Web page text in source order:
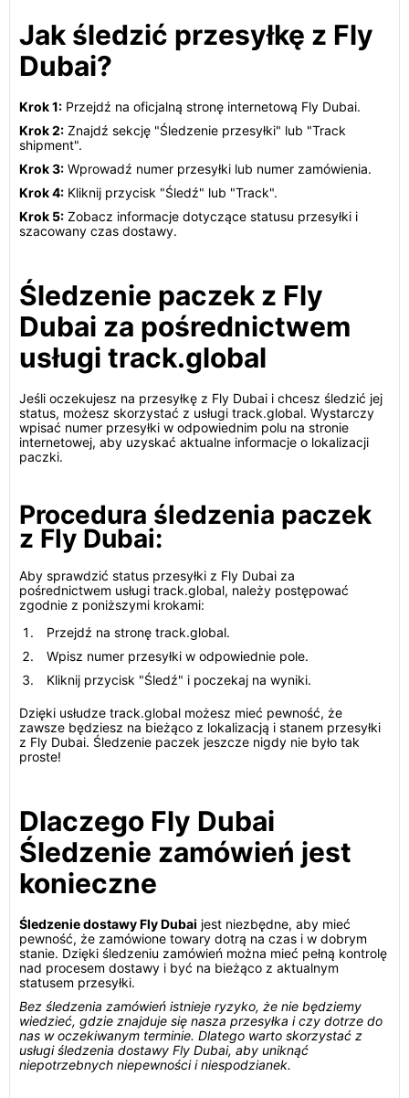
Jak śledzić przesyłkę z Fly
Dubai?
Krok 1: Przejdź na oficjalną stronę internetową Fly Dubai.
Krok 2: Znajdź sekcję "Śledzenie przesyłki" lub "Track
shipment".
Krok 3: Wprowadź numer przesyłki lub numer zamówienia.
Krok 4: Kliknij przycisk "Śledź" lub "Track".
Krok 5: Zobacz informacje dotyczące statusu przesyłki i
szacowany czas dostawy.
Śledzenie paczek z Fly
Dubai za pośrednictwem
usługi track.global
Jeśli oczekujesz na przesyłkę z Fly Dubai i chcesz śledzić jej
status, możesz skorzystać z usługi track.global. Wystarczy
wpisać numer przesyłki w odpowiednim polu na stronie
internetowej, aby uzyskać aktualne informacje o lokalizacji
paczki.
Procedura śledzenia paczek
z Fly Dubai:
Aby sprawdzić status przesyłki z Fly Dubai za
pośrednictwem usługi track.global, należy postępować
zgodnie z poniższymi krokami:
Przejdź na stronę track.global.
Wpisz numer przesyłki w odpowiednie pole.
Kliknij przycisk "Śledź" i poczekaj na wyniki.
Dzięki usłudze track.global możesz mieć pewność, że
zawsze będziesz na bieżąco z lokalizacją i stanem przesyłki
z Fly Dubai. Śledzenie paczek jeszcze nigdy nie było tak
proste!
Dlaczego Fly Dubai
Śledzenie zamówień jest
konieczne
Śledzenie dostawy Fly Dubai jest niezbędne, aby mieć
pewność, że zamówione towary dotrą na czas i w dobrym
stanie. Dzięki śledzeniu zamówień można mieć pełną kontrolę
nad procesem dostawy i być na bieżąco z aktualnym
statusem przesyłki.
Bez śledzenia zamówień istnieje ryzyko, że nie będziemy
wiedzieć, gdzie znajduje się nasza przesyłka i czy dotrze do
nas w oczekiwanym terminie. Dlatego warto skorzystać z
usługi śledzenia dostawy Fly Dubai, aby uniknąć
niepotrzebnych niepewności i niespodzianek.